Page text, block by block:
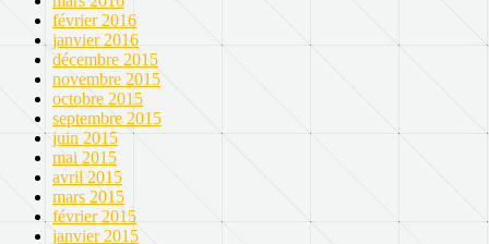
février 2016
janvier 2016
décembre 2015
novembre 2015
octobre 2015
septembre 2015
juin 2015
mai 2015
avril 2015
mars 2015
février 2015
janvier 2015